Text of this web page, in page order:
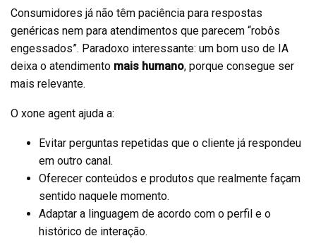
Consumidores já não têm paciência para respostas
genéricas nem para atendimentos que parecem “robôs
engessados”. Paradoxo interessante: um bom uso de IA
deixa o atendimento mais humano, porque consegue ser
mais relevante.
O xone agent ajuda a:
Evitar perguntas repetidas que o cliente já respondeu
em outro canal.
Oferecer conteúdos e produtos que realmente façam
sentido naquele momento.
Adaptar a linguagem de acordo com o perfil e o
histórico de interação.